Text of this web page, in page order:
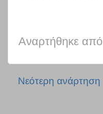
Αναρτήθηκε από
Νεότερη ανάρτηση